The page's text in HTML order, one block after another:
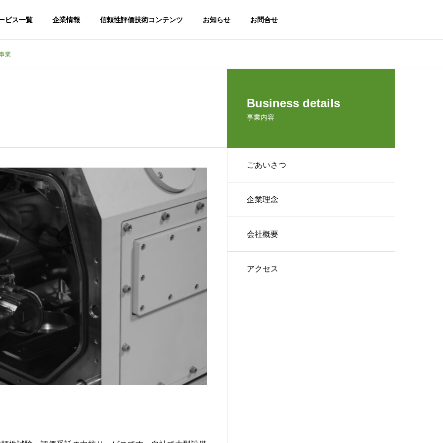
ビス一覧 企業情報 信頼性評価技術コンテンツ お知らせ お問合せ
｜
・評価受託事業
TECH INSIGHT｜
比較評価・ベンチマーク
Promotion
第三者評価・情報発信事業
会社概要
業
Business details
事業内容
ごあいさつ
企業理念
会社概要
アクセス